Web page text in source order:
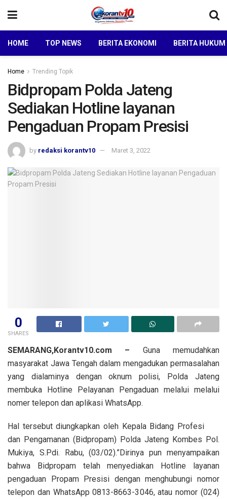
HOME TOP NEWS BERITA EKONOMI BERITA
Home Trending Topik
Bidpropam Polda Jateng
Sediakan Hotline layanan
Pengaduan Propam Presisi
by redaksi korantv10 Maret 3, 2022
0
SHARES
SEMARANG,Korantv10.com – Guna memudahkan
masyarakat Jawa Tengah dalam mengadukan permasalahan
yang dialaminya dengan oknum polisi, Polda Jateng
membuka Hotline Pelayanan Pengaduan melalui melalui
nomer telepon dan aplikasi WhatsApp.
Hal tersebut diungkapkan oleh Kepala Bidang Profesi
dan Pengamanan (Bidpropam) Polda Jateng Kombes Pol.
Mukiya, S.Pdi. Rabu, (03/02).”Dirinya pun menyampaikan
bahwa Bidpropam telah menyediakan Hotline layanan
pengaduan Propam Presisi dengan menghubungi nomor
telepon dan WhatsApp 0813-8663-3046, atau nomor (024)